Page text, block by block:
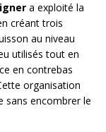
a exploité la
créant trois
au niveau
utilisés tout en
en contrebas
organisation
sans encombrer le